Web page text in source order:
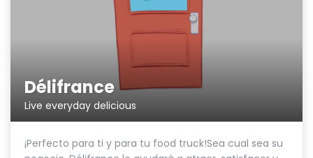
Délifrance
Live everyday delicious
¡Perfecto para ti y para tu food truck!Sea cual sea su